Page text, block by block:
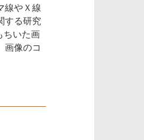
線やＸ線
する研究
いた画
像のコ